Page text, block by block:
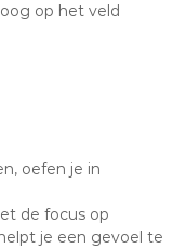
op het veld
oefen je in
de focus op
je een gevoel te